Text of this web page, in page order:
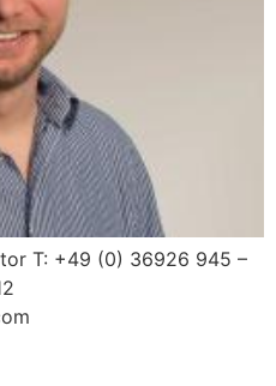
T: +49 (0) 36926 945 –